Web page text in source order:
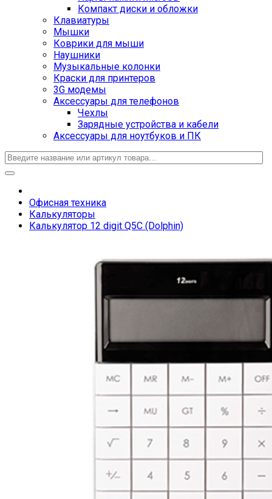
Компакт диски и обложки
Клавиатуры
Мышки
Коврики для мыши
Наушники
Музыкальные колонки
Краски для принтеров
3G модемы
Аксессуары для телефонов
Чехлы
Зарядные устройства и кабели
Аксессуары для ноутбуков и ПК
Офисная техника
Калькуляторы
Калькулятор 12 digit Q5C (Dolphin)